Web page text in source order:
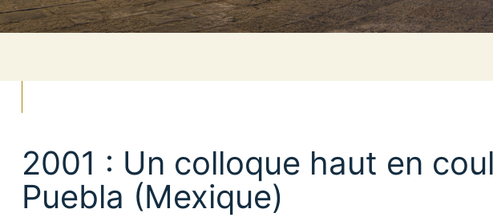
2001 : Un colloque haut en
Puebla (Mexique)